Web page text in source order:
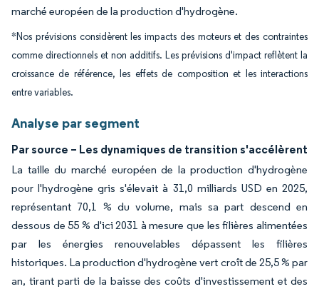
marché européen de la production d'hydrogène.
*Nos prévisions considèrent les impacts des moteurs et des contraintes
comme directionnels et non additifs. Les prévisions d'impact reflètent la
croissance de référence, les effets de composition et les interactions
entre variables.
Analyse par segment
Par source – Les dynamiques de transition s'accélèrent
La taille du marché européen de la production d'hydrogène
pour l'hydrogène gris s'élevait à 31,0 milliards USD en 2025,
représentant 70,1 % du volume, mais sa part descend en
dessous de 55 % d'ici 2031 à mesure que les filières alimentées
par les énergies renouvelables dépassent les filières
historiques. La production d'hydrogène vert croît de 25,5 % par
an, tirant parti de la baisse des coûts d'investissement et des